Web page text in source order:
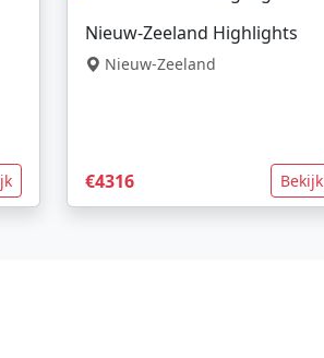
Nieuw-Zeeland Highlights
Nieuw-Zeeland
€4316 Bekijk